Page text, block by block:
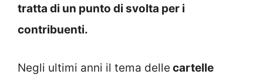
tratta di un punto di svolta per i
contribuenti.
Negli ultimi anni il tema delle cartelle